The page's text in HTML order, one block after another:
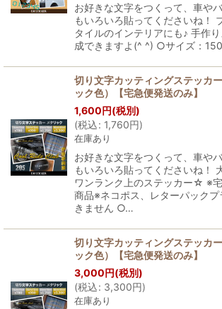
お好きな文字をつくって、車や
もいろいろ貼ってくださいね！
タイルのインテリアにも♪ 手作
成できますよ(^ ^) ○サイズ：
切り文字カッティングステッカ
ック色）【宅急便発送のみ】
1,600円(税別)
(税込: 1,760円)
在庫あり
お好きな文字をつくって、車や
もいろいろ貼ってくださいね！
ワンランク上のステッカー☆ ※
商品※ネコポス、レターパック
きません ○…
切り文字カッティングステッカ
ック色）【宅急便発送のみ】
3,000円(税別)
(税込: 3,300円)
在庫あり